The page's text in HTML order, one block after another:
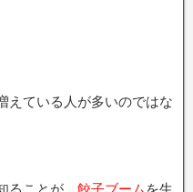
えている人が多いのではな
ることが、 餃子ブーム を生